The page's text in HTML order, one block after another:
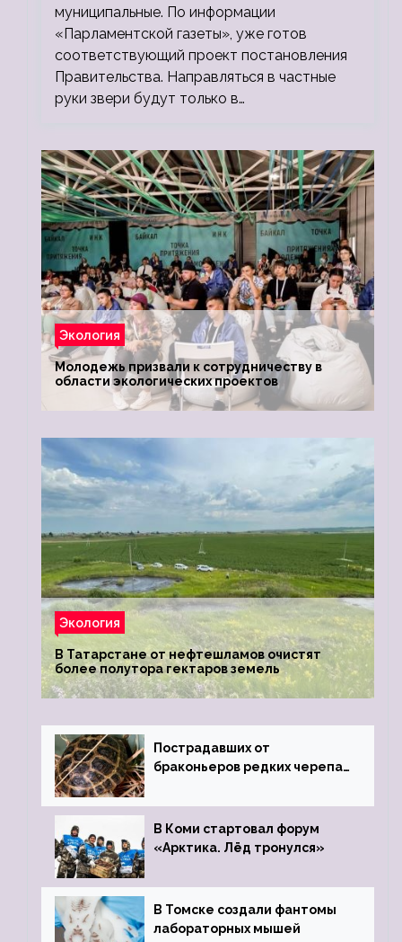
муниципальные. По информации
«Парламентской газеты», уже готов
соответствующий проект постановления
Правительства. Направляться в частные
руки звери будут только в…
Экология
Молодежь призвали к сотрудничеству в
области экологических проектов
Экология
В Татарстане от нефтешламов очистят
более полутора гектаров земель
Пострадавших от
браконьеров редких черепах
зоопарк
В Коми стартовал форум
«Арктика. Лёд тронулся»
В Томске создали фантомы
лабораторных мышей